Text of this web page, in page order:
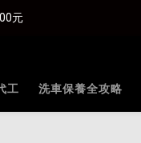
元
工 洗車保養全攻略